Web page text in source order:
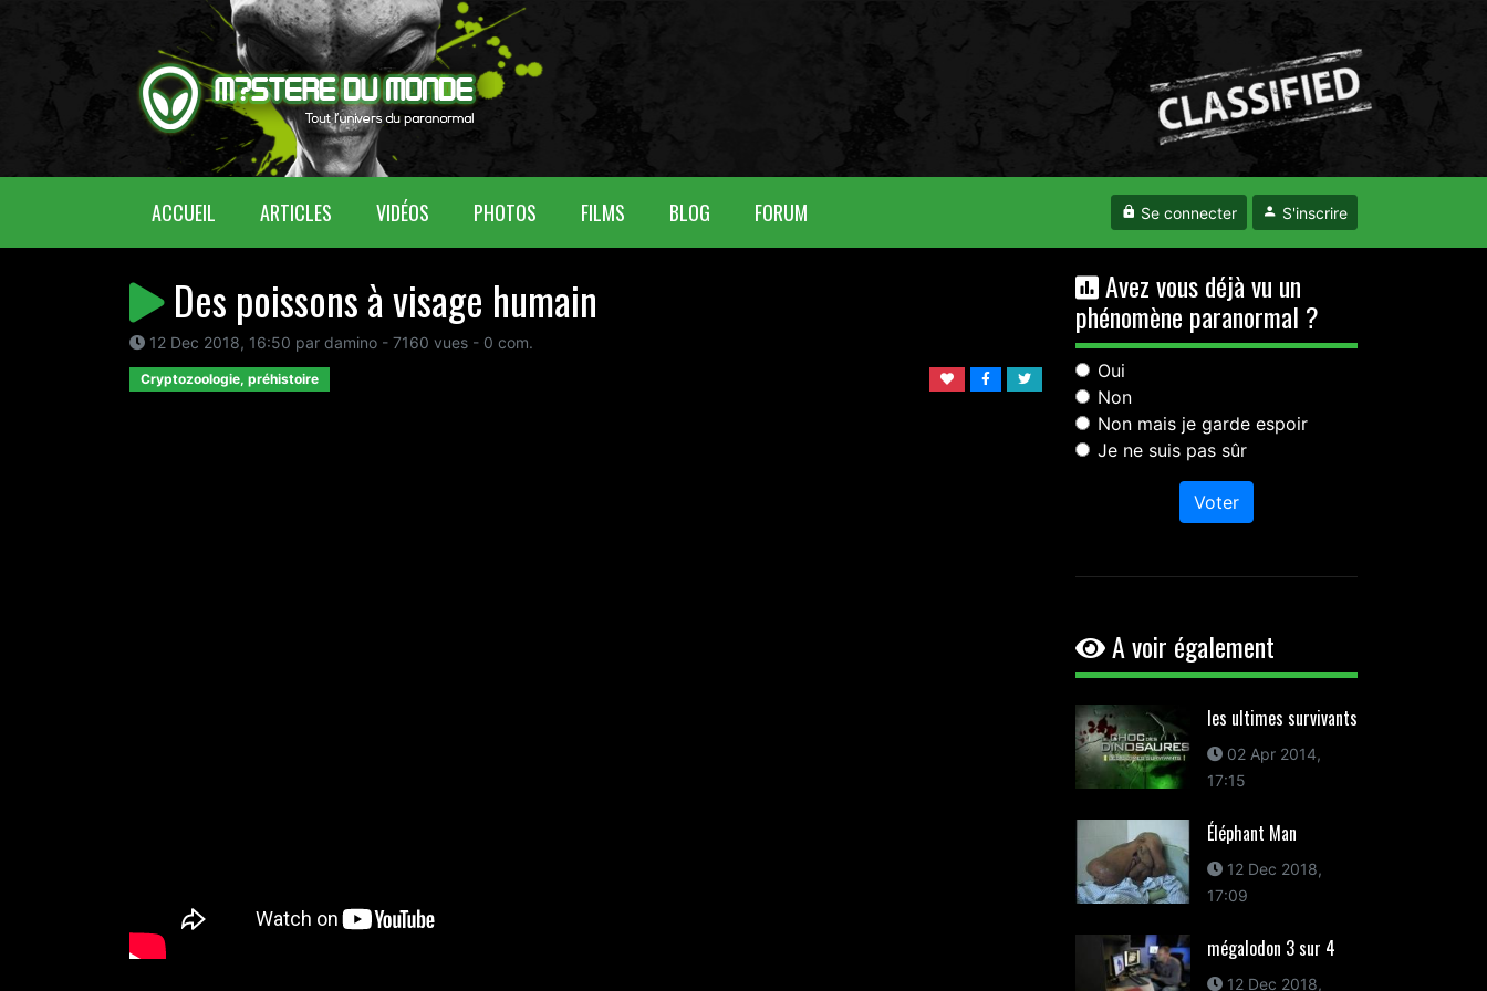
ACCUEIL (CURRENT)ARTICLES VIDÉOS PHOTOS FILMS BLOG FORUM Se connecter S'inscrire
Des poissons à visage humain
12 Dec 2018, 16:50 par damino - 7160 vues - 0 com.
Cryptozoologie, préhistoire
Avez vous déjà vu un
phénomène paranormal ?
Oui
Non
Non mais je garde espoir
Je ne suis pas sûr
Voter
A voir également
les ultimes survivants
02 Apr 2014,
17:15
Éléphant Man
12 Dec 2018,
17:09
mégalodon 3 sur 4
12 Dec 2018,